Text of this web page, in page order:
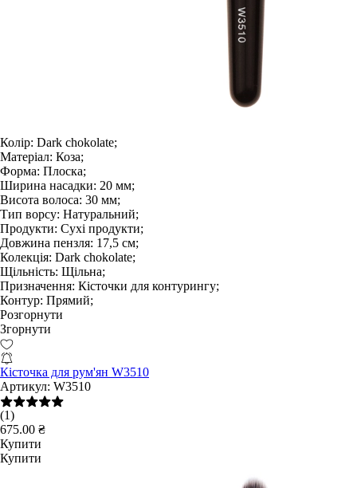
Колір: Dark chokolate;
Матеріал: Коза;
Форма: Плоска;
Ширина насадки: 20 мм;
Висота волоса: 30 мм;
Тип ворсу: Натуральний;
Продукти: Сухі продукти;
Довжина пензля: 17,5 см;
Колекція: Dark chokolate;
Щільність: Щільна;
Призначення: Кісточки для контурингу;
Контур: Прямий;
Розгорнути
Згорнути
Кісточка для рум'ян W3510
Артикул: W3510
(1)
675.00 ₴
Купити
Купити